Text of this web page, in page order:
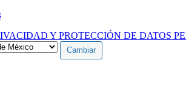
Y PROTECCIÓN DE DATOS